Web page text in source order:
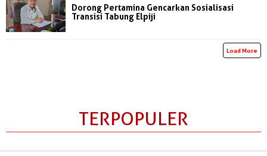
Dorong Pertamina Gencarkan Sosialisasi
Transisi Tabung Elpiji
Load More
TERPOPULER